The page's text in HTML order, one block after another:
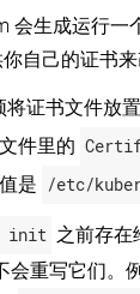
会生成运行一
自己的证书来
证书文件放
件里的
是 /etc/
init 之前存在
会重写它们。